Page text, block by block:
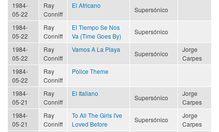
1984-
05-22
Ray
Conniff
El Africano
Supersónico
1984-
05-22
Ray
Conniff
El Tiempo Se Nos
Va (Time Goes By)
Supersónico
1984-
05-22
Ray
Conniff
Vamos A La Playa
Supersónico
Jorge
Carpes
1984-
05-22
Ray
Conniff
Police Theme
1984-
05-21
Ray
Conniff
El Italiano
Supersónico
Jorge
Carpes
1984-
05-21
Ray
Conniff
To All The Girls I've
Loved Before
Supersónico
Jorge
Carpes